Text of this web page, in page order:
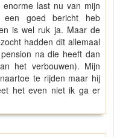
last nu van mijn
goed bericht heb
is wel ruk ja. Maar de
hadden dit allemaal
na die heeft dan
het verbouwen). Mijn
te rijden maar hij
het even niet ik ga er